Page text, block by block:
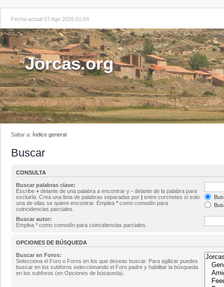
Fecha actual 07 Ago 2026 01:04
Jorcas.org
Saltar a: Índice general
Buscar
CONSULTA
Buscar palabras clave:
Escribe + delante de una palabra a encontrar y - delante de la palabra para
excluirla. Crea una lista de palabras separadas por | entre corchetes si solo
una de ellas se quiere encontrar. Emplea * como comodín para
coincidencias parciales.
Buscar autor:
Emplea * como comodín para coincidencias parciales.
OPCIONES DE BÚSQUEDA
Buscar en Foros:
Selecciona el Foro o Foros en los que deseas buscar. Para agilizar puedes
buscar en los subforos seleccionando el Foro padre y habilitar la búsqueda
en los subforos (en Opciones de búsqueda).